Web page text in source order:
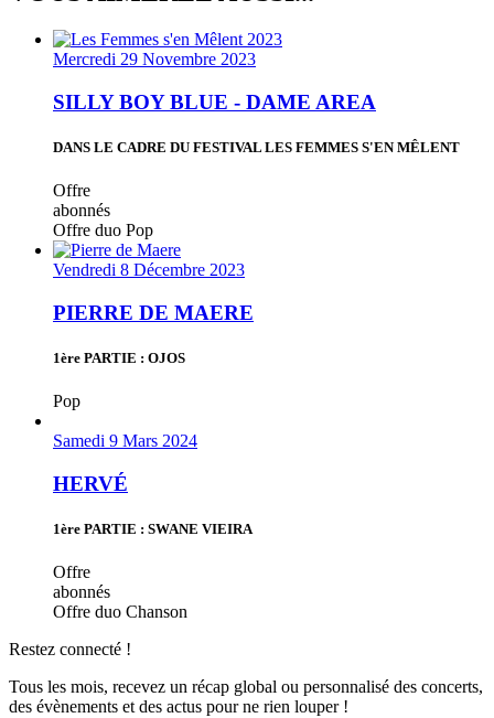
Mercredi 29 Novembre 2023
SILLY BOY BLUE - DAME AREA
DANS LE CADRE DU FESTIVAL LES FEMMES S'EN MÊLENT
Offre
abonnés
Offre duo Pop
Vendredi 8 Décembre 2023
PIERRE DE MAERE
1ère PARTIE : OJOS
Pop
Samedi 9 Mars 2024
HERVÉ
1ère PARTIE : SWANE VIEIRA
Offre
abonnés
Offre duo Chanson
Restez connecté !
Tous les mois, recevez un récap global ou personnalisé des concerts,
des évènements et des actus pour ne rien louper !